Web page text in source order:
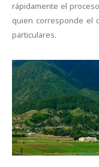
rápidamente el
quien corresponde el
particulares.